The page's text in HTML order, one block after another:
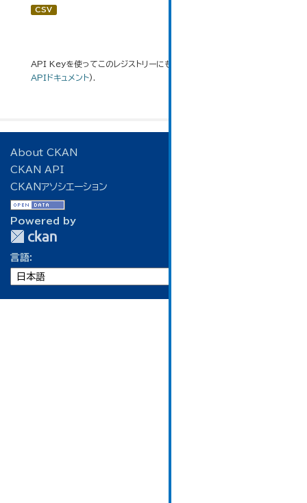
CSV
API Keyを使ってこのレジストリーにもアクセス可能です
APIドキュメント).
About CKAN
CKAN API
CKANアソシエーション
Powered by
言語